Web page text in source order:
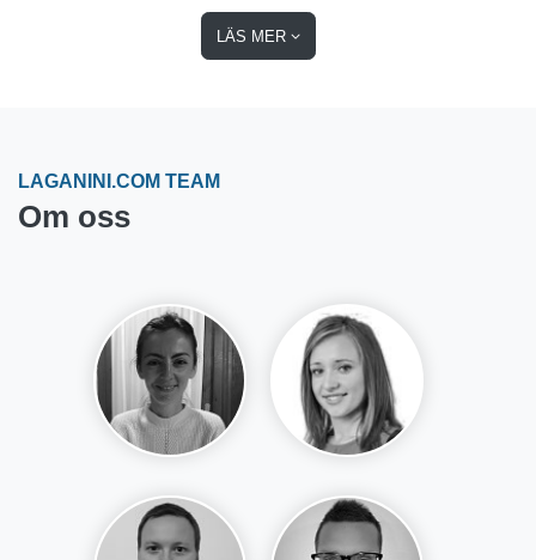
LÄS MER
LAGANINI.COM TEAM
Om oss